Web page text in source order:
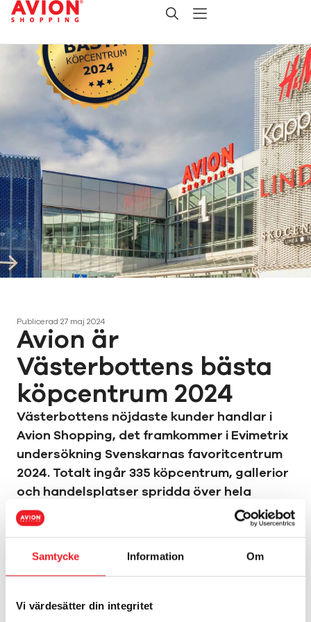
Samtycke Information Om
Vi värdesätter din integritet
Publicerad 27 maj 2024
Avion är
Västerbottens bästa
köpcentrum 2024
Västerbottens nöjdaste kunder handlar i
Avion Shopping, det framkommer i Evimetrix
undersökning Svenskarnas favoritcentrum
2024. Totalt ingår 335 köpcentrum, gallerior
och handelsplatser spridda över hela
landet. Ca 6 775 konsumenter har delat ut
ungefär 36 000 omdömen.
centrum i länet, följt av Kvarteret Utopia och
Citykompaniet. Nöjdaste kunderna i hela Sverige
Helsingborg och på tredje plats kommer